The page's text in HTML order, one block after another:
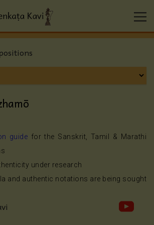
guide for the Sanskrit, Tamil & Marathi
under research
and authentic notations are being sought